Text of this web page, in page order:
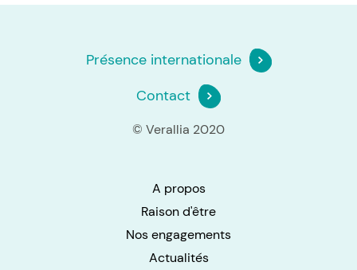
Présence internationale
Contact
© Verallia 2020
A propos
Raison d'être
Nos engagements
Actualités